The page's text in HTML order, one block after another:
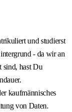
und studierst
- da wir an
sind, hast Du
kaufmännisches
von Daten.